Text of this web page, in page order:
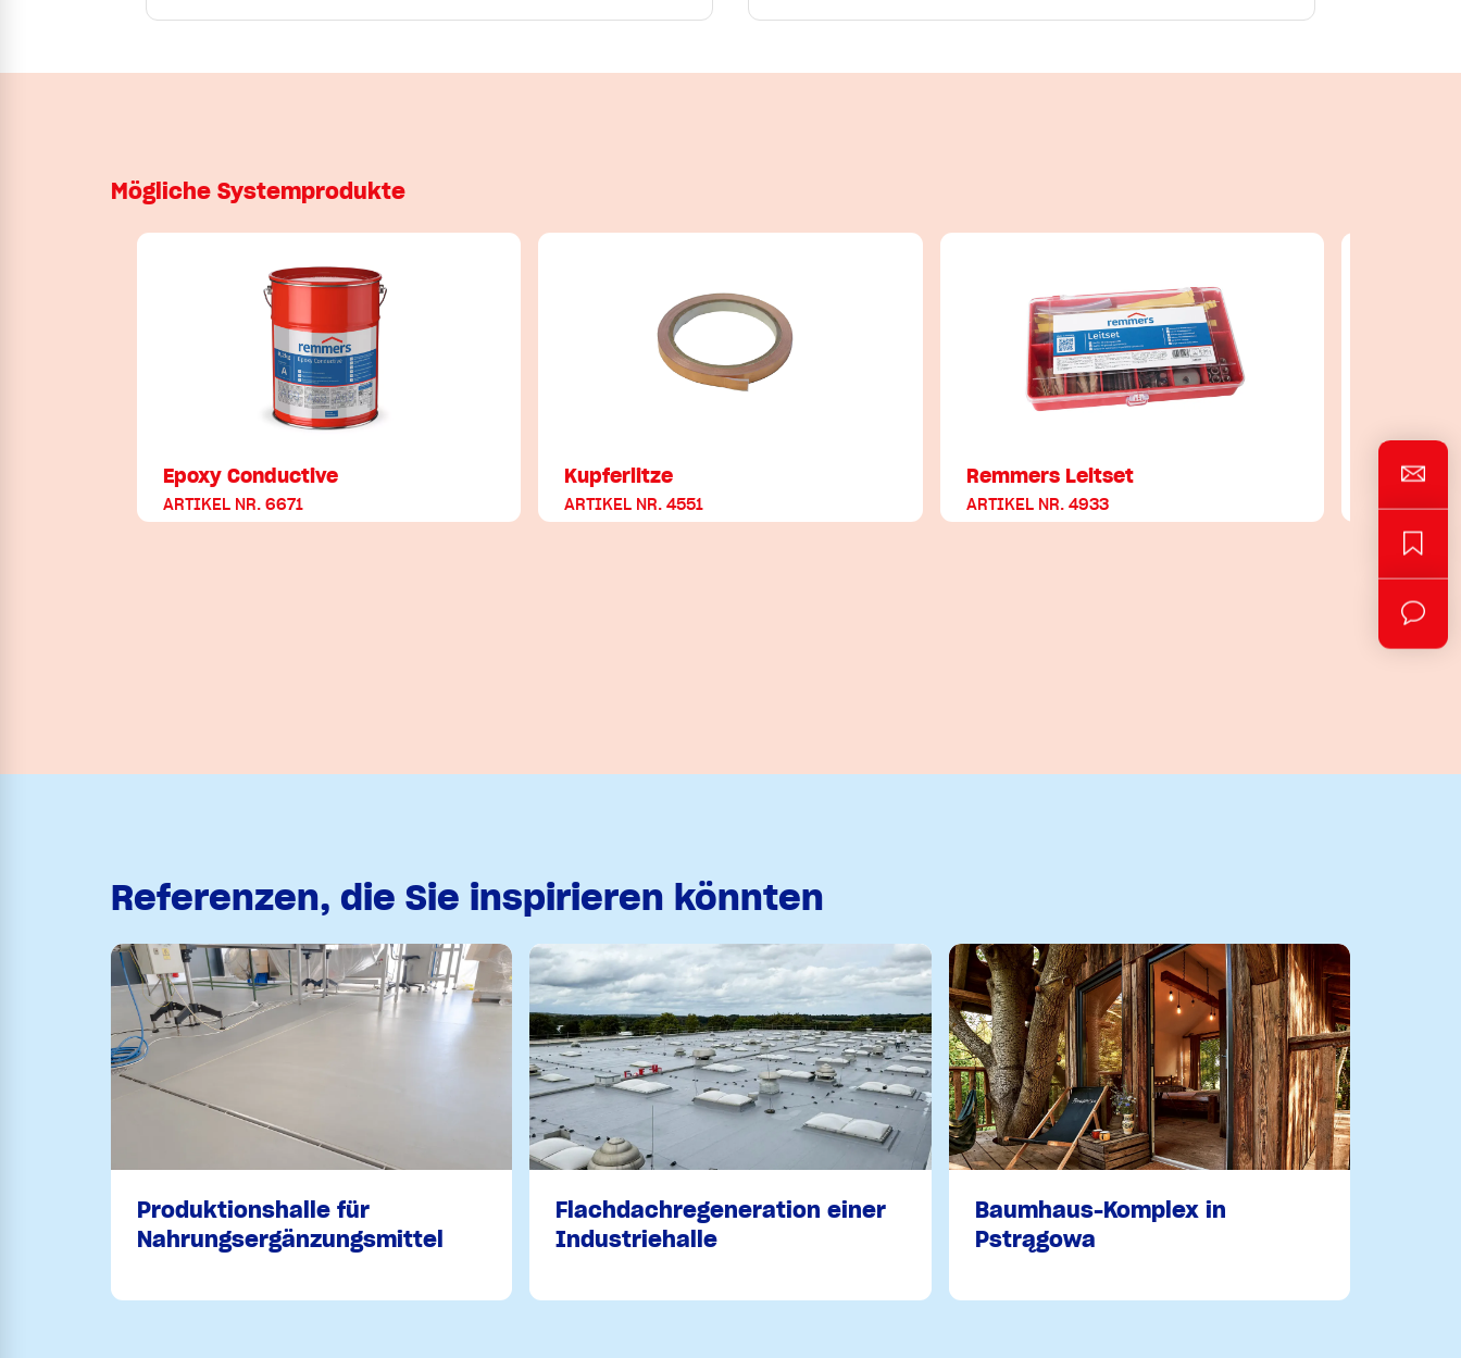
Mögliche Systemprodukte
Epoxy Conductive
ARTIKEL NR. 6671
Kupferlitze
ARTIKEL NR. 4551
Remmers Leitset
ARTIKEL NR. 4933
Epoxy
ARTIKEL
Referenzen, die Sie inspirieren könnten
Produktionshalle für
Nahrungsergänzungsmittel
Flachdachregeneration einer
Industriehalle
Baumhaus-Komplex in
Pstrągowa